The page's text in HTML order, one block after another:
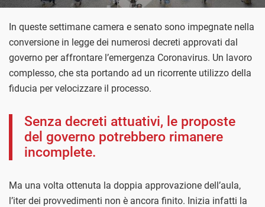
In queste settimane camera e senato sono impegnate nella
conversione in legge dei numerosi decreti approvati dal
governo per affrontare l’emergenza Coronavirus. Un lavoro
complesso, che sta portando ad un ricorrente utilizzo della
fiducia per velocizzare il processo.
Senza decreti attuativi, le proposte
del governo potrebbero rimanere
incomplete.
Ma una volta ottenuta la doppia approvazione dell’aula,
l’iter dei provvedimenti non è ancora finito. Inizia infatti la